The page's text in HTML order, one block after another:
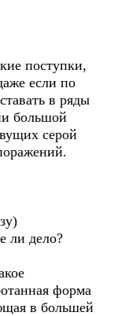
поступки,
если по
в ряды
большой
серой
ли дело?
форма
в большей